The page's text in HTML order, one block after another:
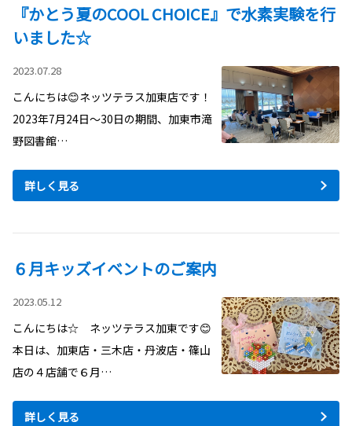
『かとう夏のCOOL CHOICE』で水素実験を行
いました☆
2023.07.28
こんにちは😊ネッツテラス加東店です！
2023年7月24日～30日の期間、加東市滝
野図書館…
詳しく見る
６月キッズイベントのご案内
2023.05.12
こんにちは☆ ネッツテラス加東です😊
本日は、加東店・三木店・丹波店・篠山
店の４店舗で６月…
詳しく見る